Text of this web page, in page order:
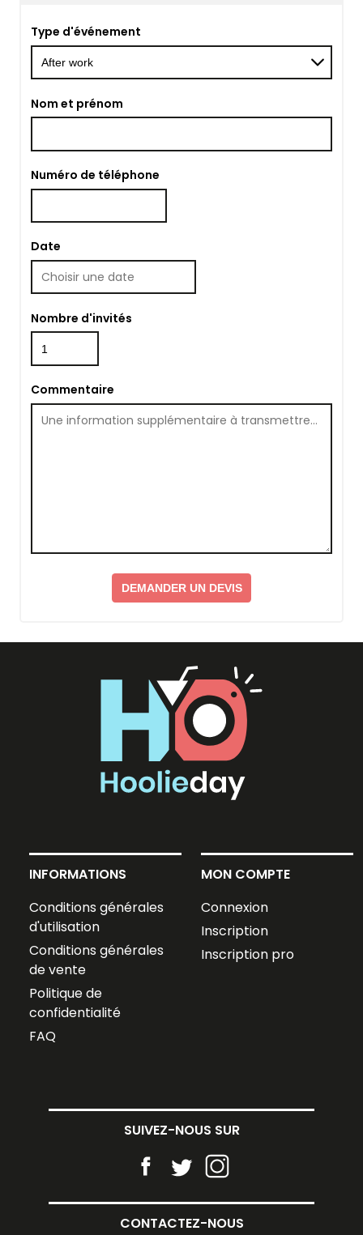
Type d'événement
Nom et prénom
Numéro de téléphone
Date
Nombre d'invités
Commentaire
DEMANDER UN DEVIS
INFORMATIONS
Conditions générales
d'utilisation
Conditions générales
de vente
Politique de
confidentialité
FAQ
MON COMPTE
Connexion
Inscription
Inscription pro
SUIVEZ-NOUS SUR
CONTACTEZ-NOUS